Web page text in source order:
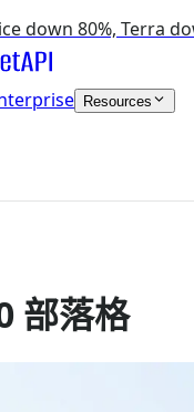
down 80%, Terra
Resources
部落格